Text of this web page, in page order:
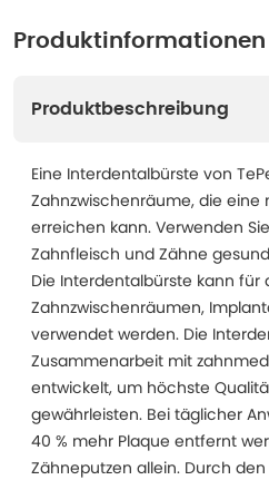
Produktinformationen
Produktbeschreibung
Eine Interdentalbürste von
Zahnzwischenräume, die
erreichen kann. Verwenden
Zahnfleisch und Zähne
Die Interdentalbürste kann für
Zahnzwischenräumen,
verwendet werden. Die
Zusammenarbeit mit
entwickelt, um höchste
gewährleisten. Bei täglicher
40 % mehr Plaque entfernt
Zähneputzen allein. Durch den